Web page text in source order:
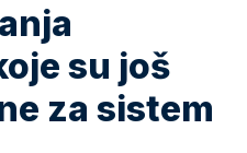
su još
za sistem